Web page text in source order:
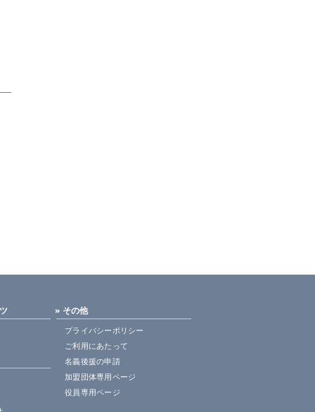
» その他
プライバシーポリシー
ご利用にあたって
名義後援の申請
加盟団体専用ページ
役員専用ページ